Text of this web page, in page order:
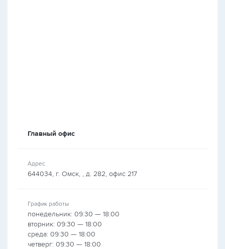
Главный офис
Адрес
644034, г. Омск, , д. 282, офис 217
График работы
понедельник: 09:30 — 18:00
вторник: 09:30 — 18:00
среда: 09:30 — 18:00
четверг: 09:30 — 18:00